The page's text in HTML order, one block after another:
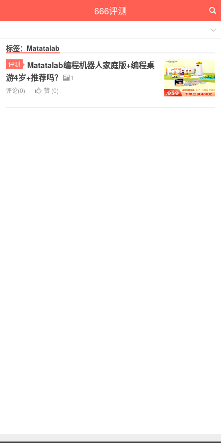
666评测
标签：Matatalab
评测
Matatalab编程机器人家庭版+编程桌
游4岁+推荐吗？
1
评论(0)
赞 (0)